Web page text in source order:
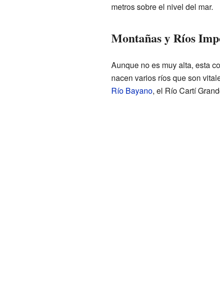
metros sobre el nivel del mar.
Montañas y Ríos
Aunque no es muy alta, esta
nacen varios ríos que son
Río Bayano, el Río Cartí